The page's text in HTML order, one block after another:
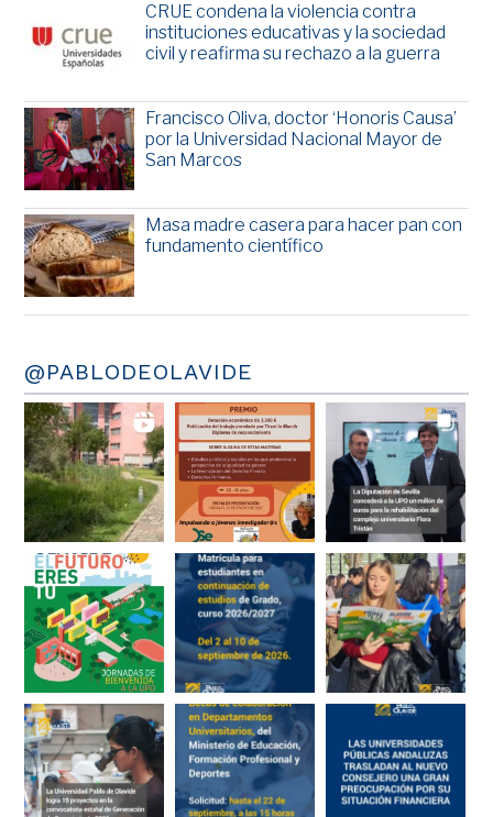
CRUE condena la violencia contra
instituciones educativas y la sociedad
civil y reafirma su rechazo a la guerra
Francisco Oliva, doctor ‘Honoris Causa’
por la Universidad Nacional Mayor de
San Marcos
Masa madre casera para hacer pan con
fundamento científico
@PABLODEOLAVIDE